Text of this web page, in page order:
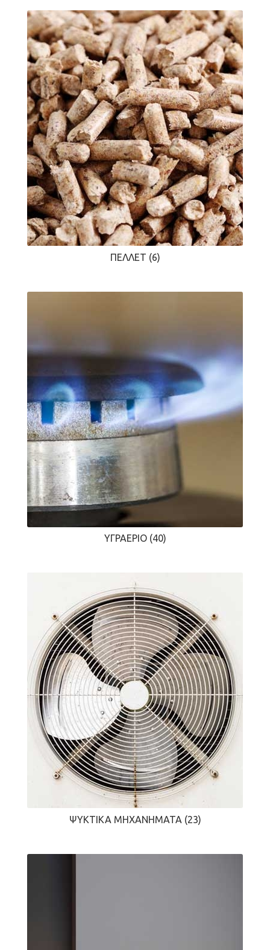
ΠΈΛΛΕΤ (6)
ΥΓΡΑΈΡΙΟ(40)
ΨΥΚΤΙΚΆ ΜΗΧΑΝΉΜΑΤΑ (23)